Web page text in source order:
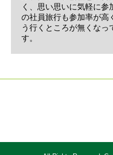
く、思い思いに気軽に参
の社員旅行も参加率が高
う行くところが無くなっ
す。